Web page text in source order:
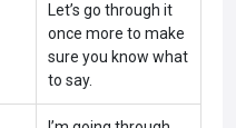
Let’s go through it
once more to make
sure you know what
to say.